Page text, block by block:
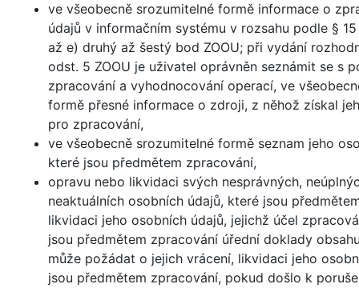
ve všeobecně srozumitelné formě informace o
údajů v informačním systému v rozsahu podle §
až e) druhý až šestý bod ZOOU; při vydání
odst. 5 ZOOU je uživatel oprávněn seznámit se s
zpracování a vyhodnocování operací, ve
formě přesné informace o zdroji, z něhož získal
pro zpracování,
ve všeobecně srozumitelné formě seznam jeho
které jsou předmětem zpracování,
opravu nebo likvidaci svých nesprávných,
neaktuálních osobních údajů, které jsou
likvidaci jeho osobních údajů, jejichž účel
jsou předmětem zpracování úřední doklady
může požádat o jejich vrácení, likvidaci jeho
jsou předmětem zpracování, pokud došlo k